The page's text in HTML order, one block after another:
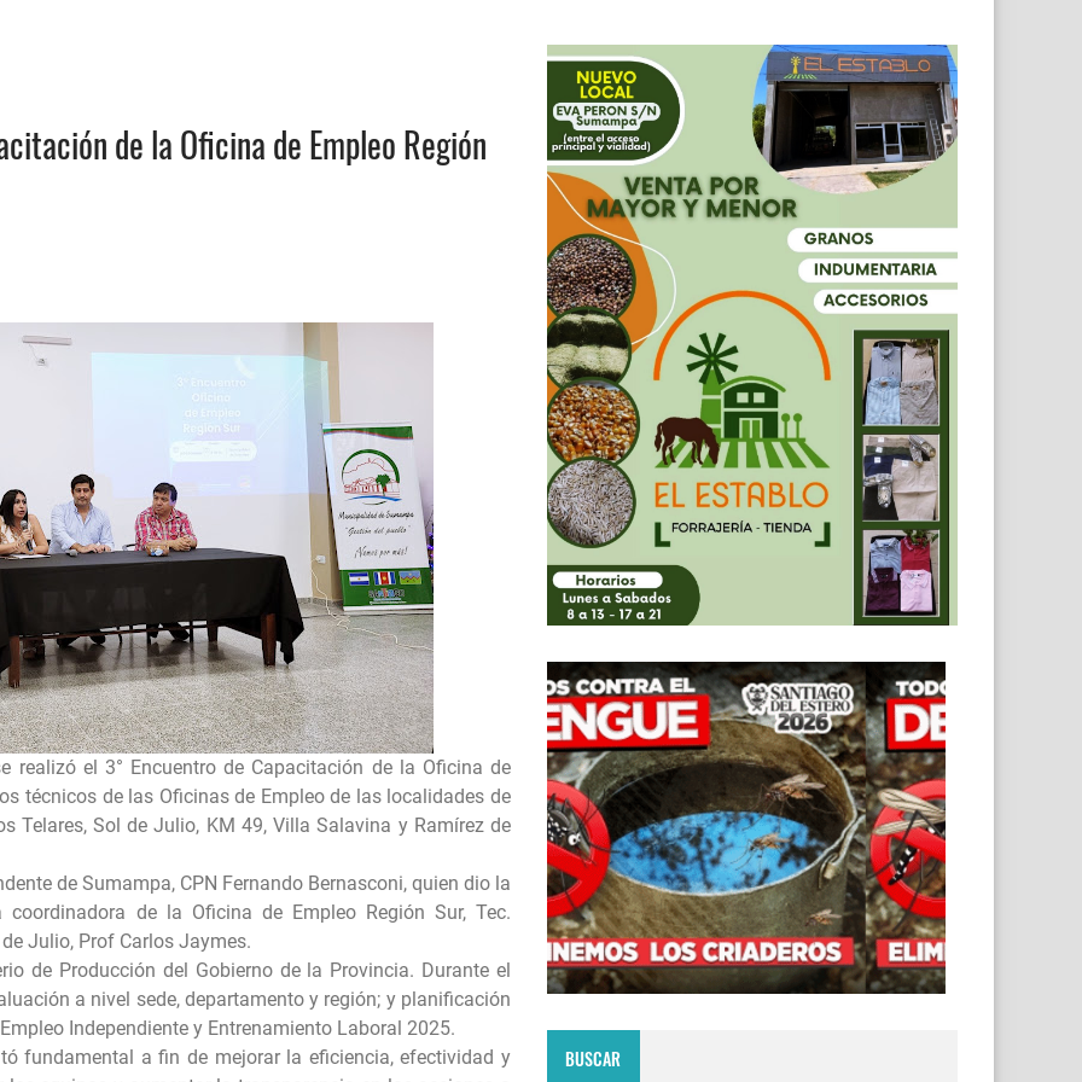
de la Oficina de Empleo Región
el 3° Encuentro de Capacitación de la Oficina de
técnicos de las Oficinas de Empleo de las localidades de
Telares, Sol de Julio, KM 49, Villa Salavina y Ramírez de
de Sumampa, CPN Fernando Bernasconi, quien dio la
de la Oficina de Empleo Región Sur, Tec.
Julio, Prof Carlos Jaymes.
de Producción del Gobierno de la Provincia. Durante el
a nivel sede, departamento y región; y planificación
Independiente y Entrenamiento Laboral 2025.
fundamental a fin de mejorar la eficiencia, efectividad y
BUSCAR